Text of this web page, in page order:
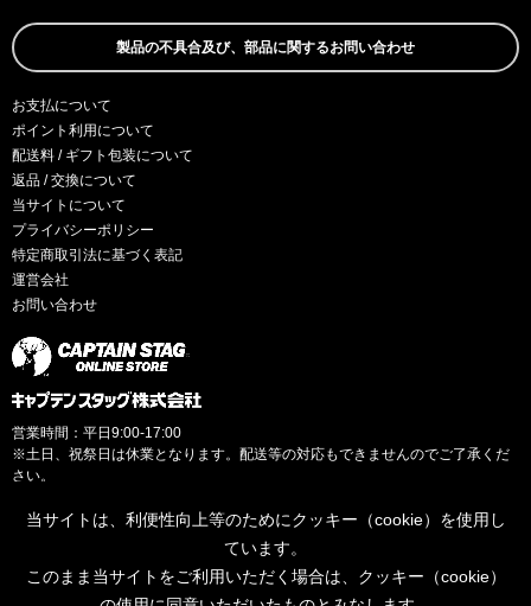
製品の不具合及び、部品に関するお問い合わせ
お支払について
ポイント利用について
配送料 / ギフト包装について
返品 / 交換について
当サイトについて
プライバシーポリシー
特定商取引法に基づく表記
運営会社
お問い合わせ
営業時間：平日9:00-17:00
※土日、祝祭日は休業となります。配送等の対応もできませんのでご了承くだ
さい。
© CAPTAINSTAG Co.Ltd.
当サイトは、利便性向上等のためにクッキー（cookie）を使用し
ています。
このまま当サイトをご利用いただく場合は、クッキー（cookie）